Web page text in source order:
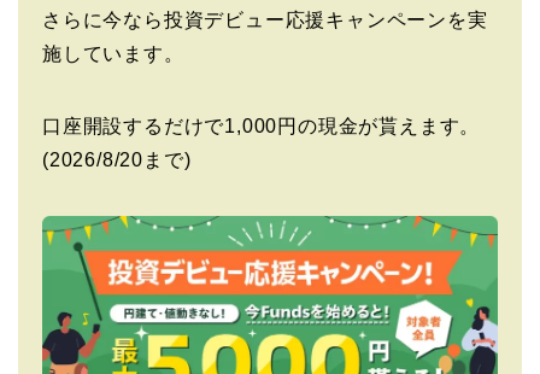
さらに今なら投資デビュー応援キャンペーンを実
施しています。
口座開設するだけで1,000円の現金が貰えます。
(2026/8/20まで)